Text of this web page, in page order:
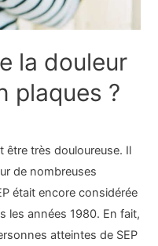
la douleur
plaques ?
être très douloureuse. Il
de nombreuses
était encore considérée
les années 1980. En fait,
atteintes de SEP